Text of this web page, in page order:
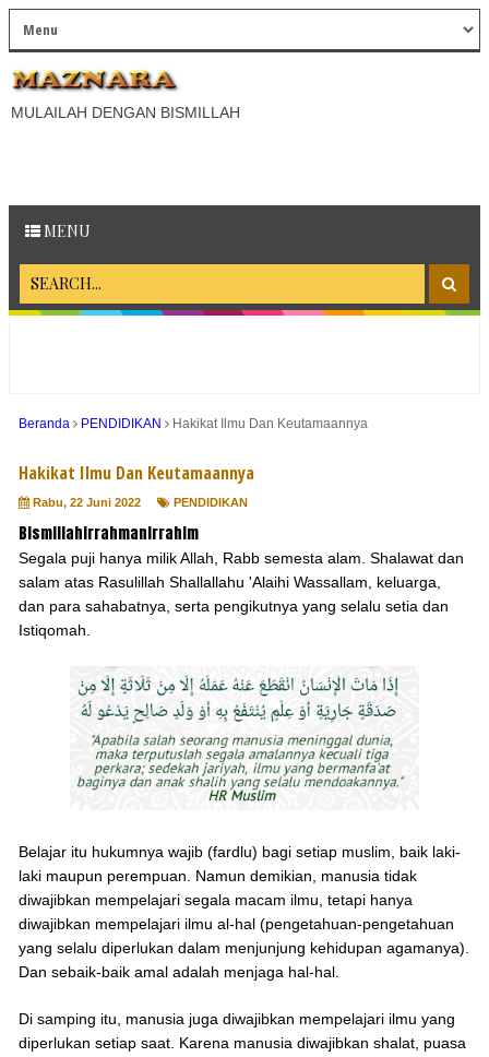
MULAILAH DENGAN BISMILLAH
MENU
Beranda PENDIDIKAN Hakikat Ilmu Dan Keutamaannya
Hakikat Ilmu Dan Keutamaannya
Rabu, 22 Juni 2022 PENDIDIKAN
Bismillahirrahmanirrahim
Segala puji hanya milik Allah, Rabb semesta alam. Shalawat dan
salam atas Rasulillah Shallallahu 'Alaihi Wassallam, keluarga,
dan para sahabatnya, serta pengikutnya yang selalu setia dan
Istiqomah.
Belajar itu hukumnya wajib (fardlu) bagi setiap muslim, baik laki-
laki maupun perempuan. Namun demikian, manusia tidak
diwajibkan mempelajari segala macam ilmu, tetapi hanya
diwajibkan mempelajari ilmu al-hal (pengetahuan-pengetahuan
yang selalu diperlukan dalam menjunjung kehidupan agamanya).
Dan sebaik-baik amal adalah menjaga hal-hal.
Di samping itu, manusia juga diwajibkan mempelajari ilmu yang
diperlukan setiap saat. Karena manusia diwajibkan shalat, puasa